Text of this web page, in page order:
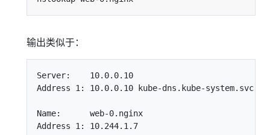
输出类似于：
Server:    10.0.0.10
Address 1: 10.0.0.10 kube-dns.kube-
Name:      web-0.nginx
Address 1: 10.244.1.7